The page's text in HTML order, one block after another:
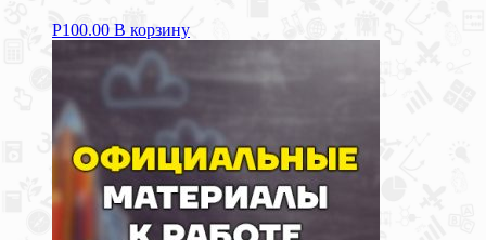
Р100.00 В корзину